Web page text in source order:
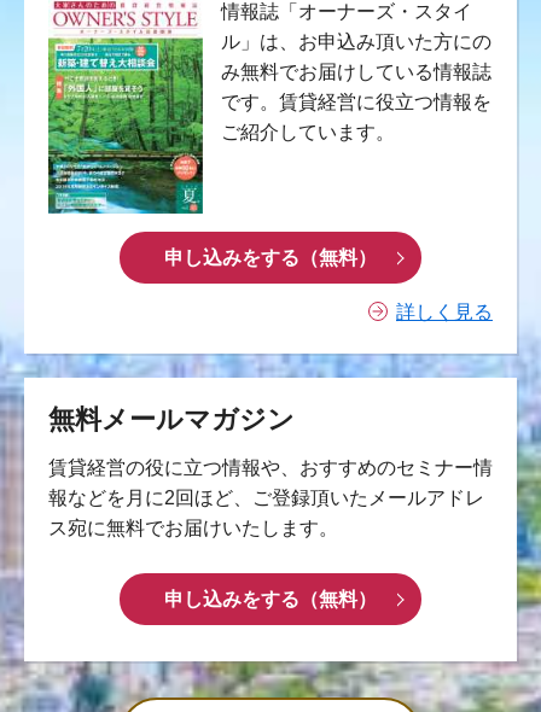
情報誌「オーナーズ・スタイ
ル」は、お申込み頂いた方にの
み無料でお届けしている情報誌
です。賃貸経営に役立つ情報を
ご紹介しています。
申し込みをする（無料）
詳しく見る
無料メールマガジン
賃貸経営の役に立つ情報や、おすすめのセミナー情
報などを月に2回ほど、ご登録頂いたメールアドレ
ス宛に無料でお届けいたします。
申し込みをする（無料）